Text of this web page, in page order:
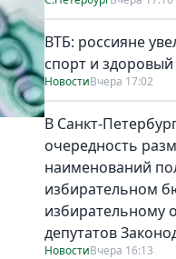
ВТБ: россияне
спорт и
НовостиВчера 17:02
В Санкт-
очередность
наименований
избирательном
избирательному
депутатов
НовостиВчера 16:13